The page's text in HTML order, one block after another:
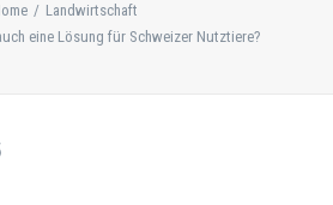
Landwirtschaft
eine Lösung für Schweizer Nutztiere?